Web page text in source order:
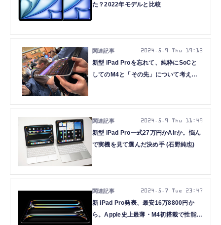
た？2022年モデルと比較
新型 iPad Proを忘れて、純粋にSoCと
してのM4と「その先」について考えて
2024.5.9 Thu 19:13
新型 iPad Pro一式27万円かAirか。悩ん
で実機を見て選んだ決め手 (石野純也)
2024.5.9 Thu 11:49
新 iPad Pro発表、最安16万8800円か
ら。Apple史上最薄・M4初搭載で性能4
2024.5.7 Tue 23:47